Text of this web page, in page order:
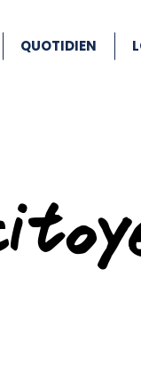
QUOTIDIEN